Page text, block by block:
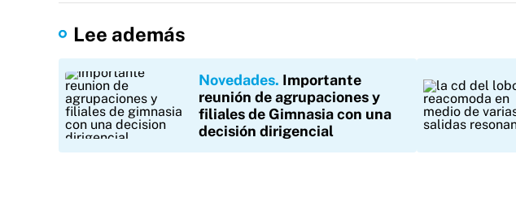
Lee además
Novedades Importante
reunión de agrupaciones y
filiales de Gimnasia con una
decisión dirigencial